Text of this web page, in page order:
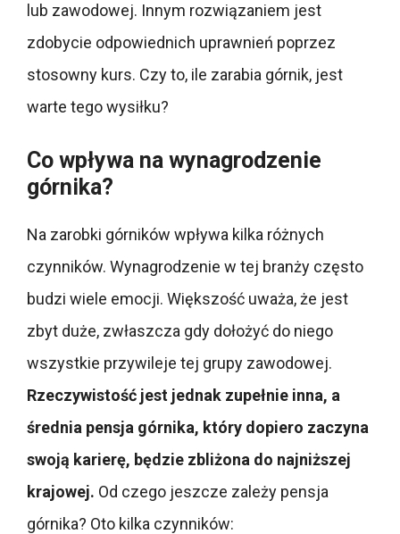
lub zawodowej. Innym rozwiązaniem jest
zdobycie odpowiednich uprawnień poprzez
stosowny kurs. Czy to, ile zarabia górnik, jest
warte tego wysiłku?
Co wpływa na wynagrodzenie
górnika?
Na zarobki górników wpływa kilka różnych
czynników. Wynagrodzenie w tej branży często
budzi wiele emocji. Większość uważa, że jest
zbyt duże, zwłaszcza gdy dołożyć do niego
wszystkie przywileje tej grupy zawodowej.
Rzeczywistość jest jednak zupełnie inna, a
średnia pensja górnika, który dopiero zaczyna
swoją karierę, będzie zbliżona do najniższej
krajowej. Od czego jeszcze zależy pensja
górnika? Oto kilka czynników: